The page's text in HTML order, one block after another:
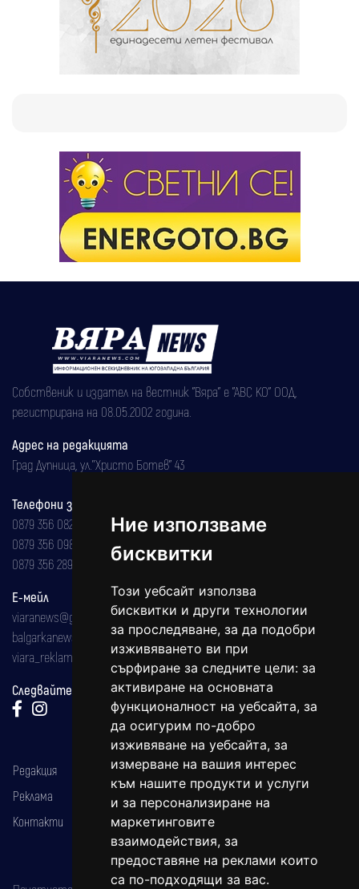
Ние използваме
бисквитки
Този уебсайт използва
бисквитки и други технологии
за проследяване, за да подобри
изживяването ви при
сърфиране за следните цели: за
активиране на основната
функционалност на уебсайта, за
да осигурим по-добро
изживяване на уебсайта, за
измерване на вашия интерес
към нашите продукти и услуги
и за персонализиране на
маркетинговите
взаимодействия, за
предоставяне на реклами които
са по-подходящи за вас.
Собственик и издател на вестник "Вяра" е "АВС КО" ООД,
регистрирана на 08.05.2002 година.
Адрес на редакцията
Град Дупница, ул.''Христо Ботев" 43
Телефони за реклама и абонаменти
0879 356 082
0879 356 098
0879 356 289
Е-мейл
viaranews@gmail.com
balgarkanews@gmail.com
viara_reklama@mail.bg
Следвайте ни:
Редакция
Реклама
Контакти